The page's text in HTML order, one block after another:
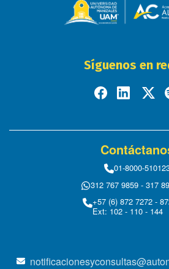
Síguenos en
01-8000-
312 767 9859 - 317
+57 (6) 872 7272 -
Ext: 102 - 110 - 144